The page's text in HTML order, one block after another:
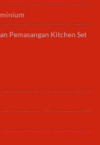
Pemasangan Kitchen Set